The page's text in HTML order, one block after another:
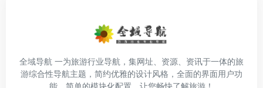
全域导航 一为旅游行业导航，集网址、资源、资讯于一体的旅
游综合性导航主题，简约优雅的设计风格，全面的界面用户功
能，简单的模块化配置，让您畅快了解旅游！